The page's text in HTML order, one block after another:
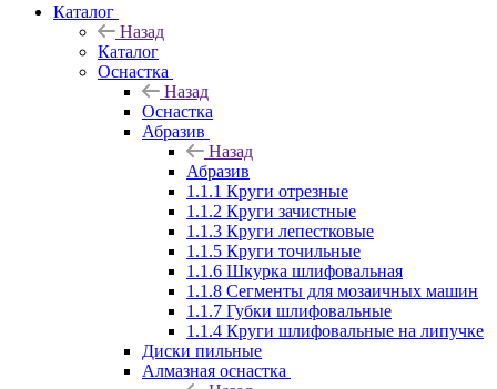
Каталог
Назад
Каталог
Оснастка
Назад
Оснастка
Абразив
Назад
Абразив
1.1.1 Круги отрезные
1.1.2 Круги зачистные
1.1.3 Круги лепестковые
1.1.5 Круги точильные
1.1.6 Шкурка шлифовальная
1.1.8 Сегменты для мозаичных машин
1.1.7 Губки шлифовальные
1.1.4 Круги шлифовальные на липучке
Диски пильные
Алмазная оснастка